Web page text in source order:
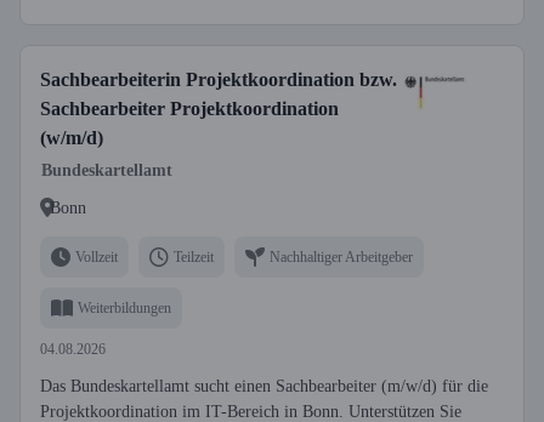
Sachbearbeiterin Projektkoordination bzw.
Sachbearbeiter Projektkoordination
(w/m/d)
Bundeskartellamt
Bonn
Vollzeit Teilzeit Nachhaltiger Arbeitgeber
Weiterbildungen
04.08.2026
Das Bundeskartellamt sucht einen Sachbearbeiter (m/w/d) für die
Projektkoordination im IT-Bereich in Bonn. Unterstützen Sie